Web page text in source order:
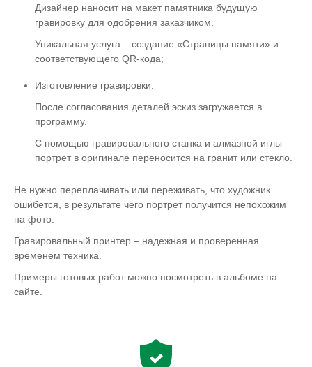
Дизайнер наносит на макет памятника будущую
гравировку для одобрения заказчиком.
Уникальная услуга – создание «Страницы памяти» и
соответствующего QR-кода;
Изготовление гравировки.
После согласования деталей эскиз загружается в
программу.
С помощью гравировального станка и алмазной иглы
портрет в оригинале переносится на гранит или стекло.
Не нужно переплачивать или переживать, что художник
ошибется, в результате чего портрет получится непохожим
на фото.
Гравировальный принтер – надежная и проверенная
временем техника.
Примеры готовых работ можно посмотреть в альбоме на
сайте.